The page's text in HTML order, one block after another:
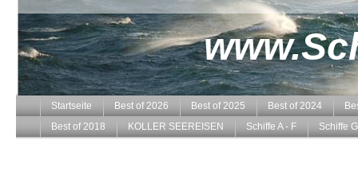
Startseite Best of 2026 Best of 2025 Best of 2024
Best of 2018
KOLLER SEEREISEN Schiffe A - F Schiffe